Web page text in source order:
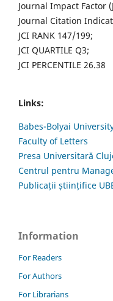
Journal Impact Factor
Journal Citation
JCI RANK 147/199;
JCI QUARTILE Q3;
JCI PERCENTILE 26.38
Links:
Babes-Bolyai
Faculty of Letters
Presa Universitară
Centrul pentru
Publicații științifice
Information
For Readers
For Authors
For Librarians